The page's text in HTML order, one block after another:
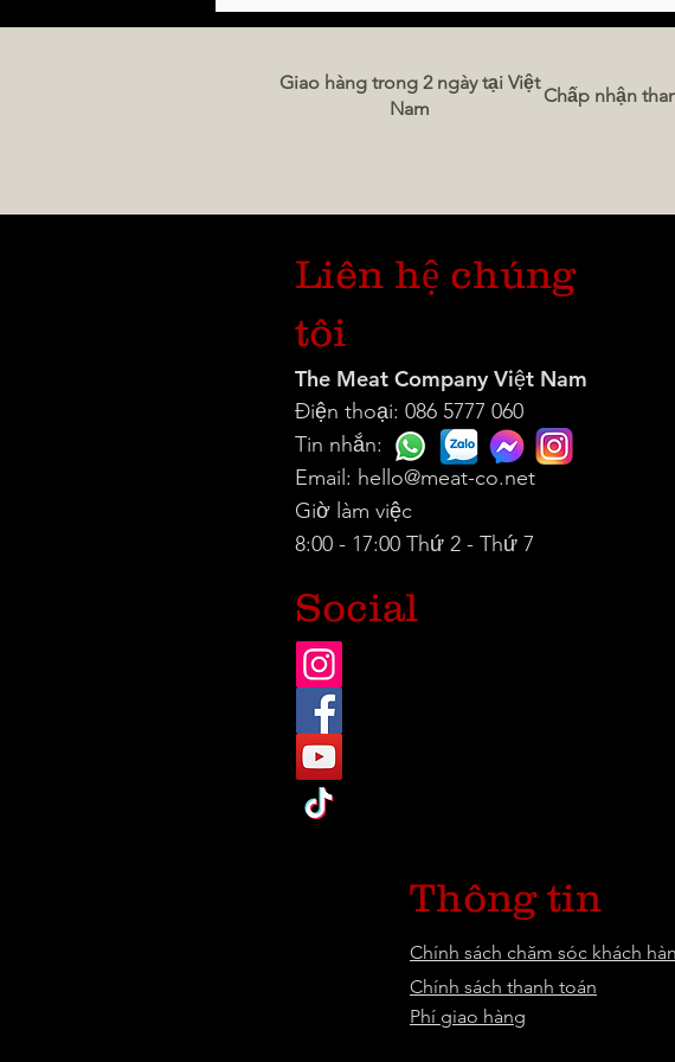
Giao hàng trong 2 ngày tại Việt
Nam
Chấp nhận
Liên hệ chúng
tôi
The Meat Company Việt Nam
Điện thoại: 086 5777 060
Tin nhắn:
Email: hello@meat-co.net
Giờ làm việc
8:00 - 17:00 Thứ 2 - Thứ 7
Social
Thông tin
Chính sách chăm sóc khách
Chính sách thanh toán
Phí giao hàng